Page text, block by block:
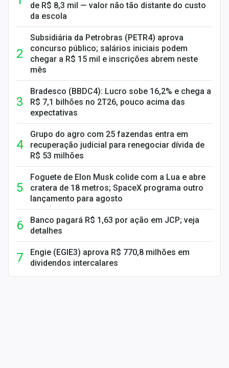
de R$ 8,3 mil — valor não tão distante do custo
da escola
Subsidiária da Petrobras (PETR4) aprova
concurso público; salários iniciais podem
chegar a R$ 15 mil e inscrições abrem neste
mês
Bradesco (BBDC4): Lucro sobe 16,2% e chega a
R$ 7,1 bilhões no 2T26, pouco acima das
expectativas
Grupo do agro com 25 fazendas entra em
recuperação judicial para renegociar dívida de
R$ 53 milhões
Foguete de Elon Musk colide com a Lua e abre
cratera de 18 metros; SpaceX programa outro
lançamento para agosto
Banco pagará R$ 1,63 por ação em JCP; veja
detalhes
Engie (EGIE3) aprova R$ 770,8 milhões em
dividendos intercalares